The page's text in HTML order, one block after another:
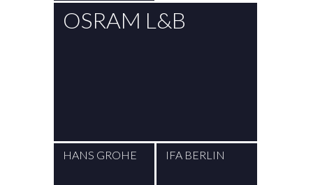
OSRAM L&B
HANS GROHE IFA BERLIN